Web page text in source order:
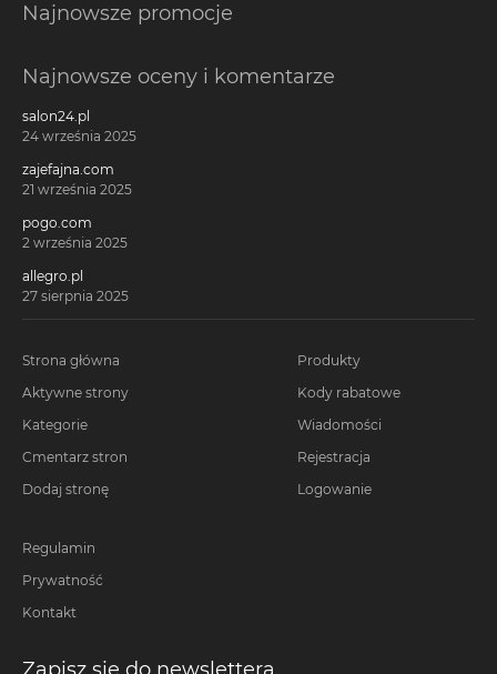
Najnowsze promocje
Najnowsze oceny i komentarze
salon24.pl
24 września 2025
zajefajna.com
21 września 2025
pogo.com
2 września 2025
allegro.pl
27 sierpnia 2025
Strona główna
Aktywne strony
Kategorie
Cmentarz stron
Dodaj stronę
Produkty
Kody rabatowe
Wiadomości
Rejestracja
Logowanie
Regulamin
Prywatność
Kontakt